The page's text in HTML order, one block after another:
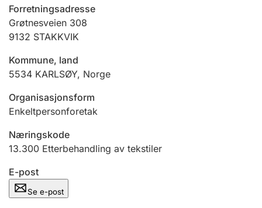
Jeger
Ektepaktveileder
Offentlig sektor
Andre tema
Forretningsadresse
Grøtnesveien 308
9132 STAKKVIK
Kommune, land
5534 KARLSØY, Norge
Organisasjonsform
Enkeltpersonforetak
Næringskode
13.300 Etterbehandling av tekstiler
E-post
Se e-post